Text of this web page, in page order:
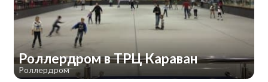
Роллердром в ТРЦ Караван
Роллердром